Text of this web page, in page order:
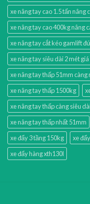
xe nâng tay cao 1.5 tấn nâng
xe nâng tay cao 400kg nâng
xe nâng tay cắt kéo gamlift
xe nâng tay siêu dài 2 mét
xe nâng tay thấp 51mm
xe nâng tay thấp 1500kg
xe nâng tay thấp càng siêu
xe nâng tay thấp nhất 51mm
xe đẩy 3 tầng 150kg
xe
xe đẩy hàng xth130l